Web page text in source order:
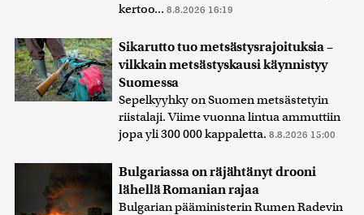
kertoo... 8.8.2026 16:19
Sikarutto tuo metsästysrajoituksia –
vilkkain metsästyskausi käynnistyy
Suomessa
Sepelkyyhky on Suomen metsästetyin
riistalaji. Viime vuonna lintua ammuttiin
jopa yli 300 000 kappaletta. 8.8.2026 15:00
Bulgariassa on räjähtänyt drooni
lähellä Romanian rajaa
Bulgarian pääministerin Rumen Radevin